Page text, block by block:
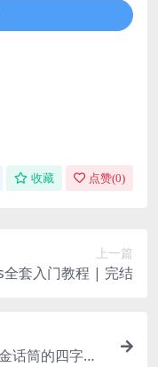
收藏 点赞(0)
上一篇
全套入门教程 | 完结
话筒的四字秘